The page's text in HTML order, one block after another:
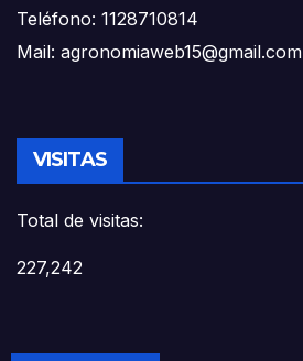
Teléfono: 1128710814
Mail: agronomiaweb15@gmail.com
VISITAS
Total de visitas:
227,242